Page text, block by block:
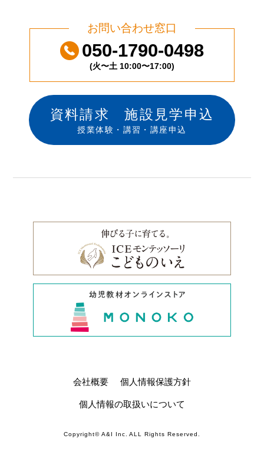
お問い合わせ窓口
050-1790-0498
(火〜土 10:00〜17:00)
資料請求 施設見学申込
授業体験・講習・講座申込
会社概要 個人情報保護方針
個人情報の取扱いについて
Copyright© A&I Inc. ALL Rights Reserved.